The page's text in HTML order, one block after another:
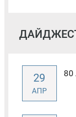
29
АПР
80